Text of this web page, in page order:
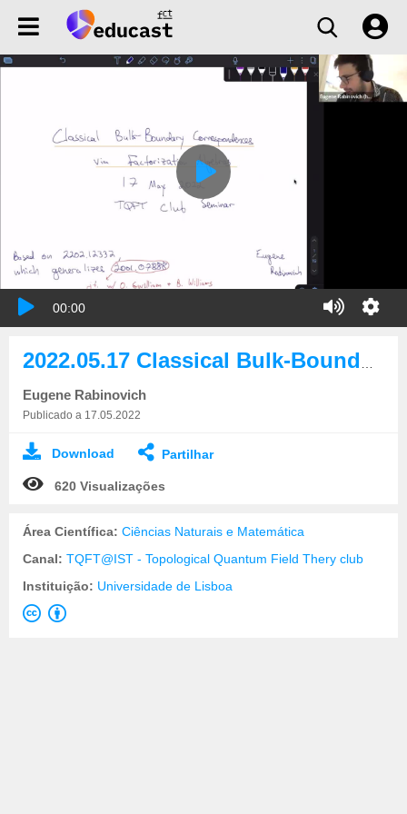
00:00
Eugene Rabinovich
Publicado a 17.05.2022
Download Partilhar
620 Visualizações
Área Científica: Ciências Naturais e Matemática
Canal: TQFT@IST - Topological Quantum Field Thery club
Instituição: Universidade de Lisboa